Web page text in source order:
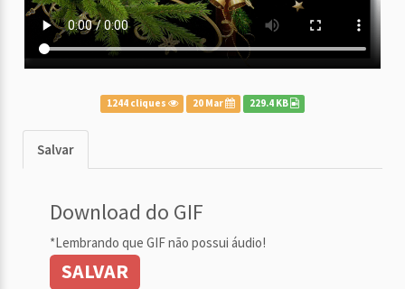
1244 cliques 20 Mar 229.4 KB
Salvar
Download do GIF
*Lembrando que GIF não possui áudio!
SALVAR